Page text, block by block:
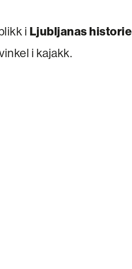
i Ljubljanas historie
i kajakk.